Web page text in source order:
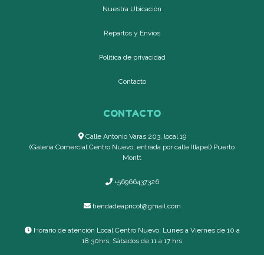
Nuestra Ubicación
Repartos y Envíos
Política de privacidad
Contacto
CONTACTO
Calle Antonio Varas 203, local 19
(Galería Comercial Centro Nuevo, entrada por calle Illapel) Puerto
Montt
+56966437326
tiendadeapricot@gmail.com
Horario de atención Local Centro Nuevo: Lunes a Viernes de 10 a
18:30hrs, Sábados de 11 a 17 hrs